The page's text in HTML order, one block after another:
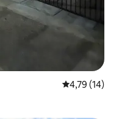
Note
4,79 (14)